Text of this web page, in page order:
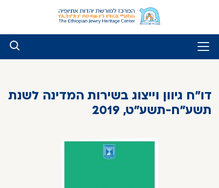
דו"ח גיוון וייצוג בשירות המדינה לשנת
תשע"ח-תשע"ט, 2019